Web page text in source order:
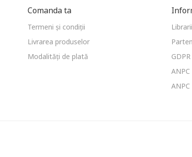
Comanda ta
Termeni și condiții
Livrarea produselor
Modalități de plată
GDPR
ANPC
ANPC